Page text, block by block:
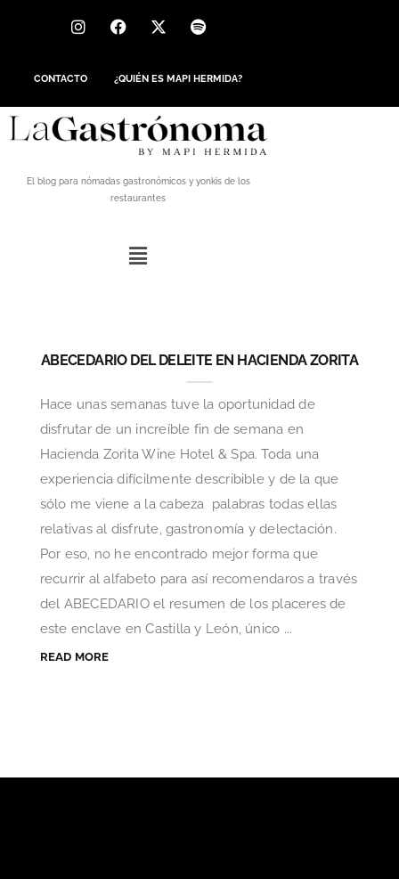
CONTACTO ¿QUIÉN ES MAPI HERMIDA?
El blog para nómadas gastronómicos y yonkis de los
restaurantes
ABECEDARIO DEL DELEITE EN HACIENDA ZORITA
Hace unas semanas tuve la oportunidad de
disfrutar de un increíble fin de semana en
Hacienda Zorita Wine Hotel & Spa. Toda una
experiencia difícilmente describible y de la que
sólo me viene a la cabeza palabras todas ellas
relativas al disfrute, gastronomía y delectación.
Por eso, no he encontrado mejor forma que
recurrir al alfabeto para así recomendaros a través
del ABECEDARIO el resumen de los placeres de
este enclave en Castilla y León, único ...
READ MORE